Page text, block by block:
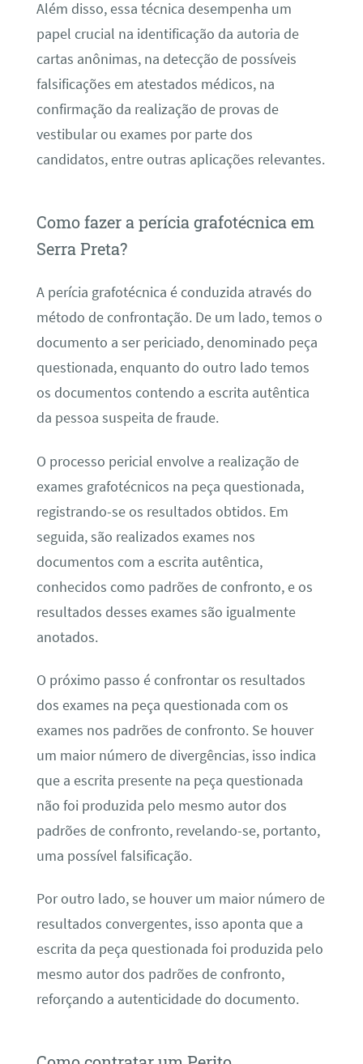
Além disso, essa técnica desempenha um
papel crucial na identificação da autoria de
cartas anônimas, na detecção de possíveis
falsificações em atestados médicos, na
confirmação da realização de provas de
vestibular ou exames por parte dos
candidatos, entre outras aplicações relevantes.
Como fazer a perícia grafotécnica em
Serra Preta?
A perícia grafotécnica é conduzida através do
método de confrontação. De um lado, temos o
documento a ser periciado, denominado peça
questionada, enquanto do outro lado temos
os documentos contendo a escrita autêntica
da pessoa suspeita de fraude.
O processo pericial envolve a realização de
exames grafotécnicos na peça questionada,
registrando-se os resultados obtidos. Em
seguida, são realizados exames nos
documentos com a escrita autêntica,
conhecidos como padrões de confronto, e os
resultados desses exames são igualmente
anotados.
O próximo passo é confrontar os resultados
dos exames na peça questionada com os
exames nos padrões de confronto. Se houver
um maior número de divergências, isso indica
que a escrita presente na peça questionada
não foi produzida pelo mesmo autor dos
padrões de confronto, revelando-se, portanto,
uma possível falsificação.
Por outro lado, se houver um maior número de
resultados convergentes, isso aponta que a
escrita da peça questionada foi produzida pelo
mesmo autor dos padrões de confronto,
reforçando a autenticidade do documento.